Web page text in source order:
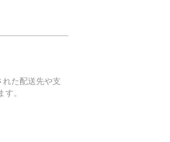
た配送先や支
。